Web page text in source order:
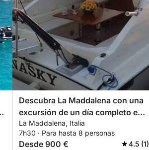
Descubra La Maddalena con una
excursión de un día completo en
lancha motora.
La Maddalena, Italia
7h30 · Para hasta 8 personas
Desde 900 € 4.5 (1)